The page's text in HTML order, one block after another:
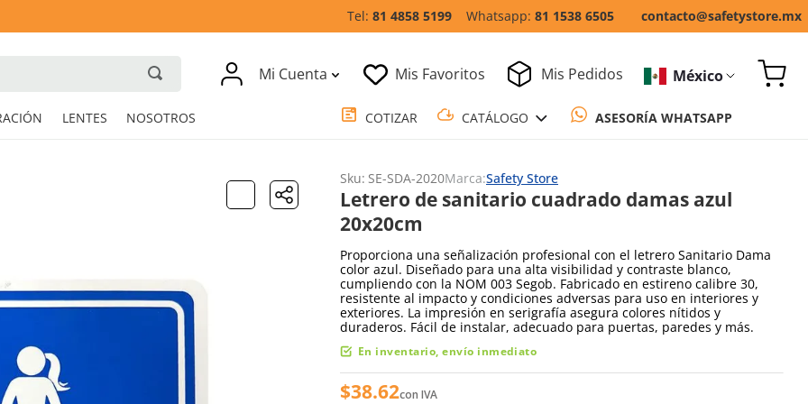
81 4858 5199 81 1538 6505 contacto@safetystore.mx
Mi Cuenta Mis Favoritos Mis Pedidos México
Sku: SE-SDA-2020Marca:Safety Store
Letrero de sanitario cuadrado damas azul
20x20cm
Proporciona una señalización profesional con el letrero Sanitario Dama
color azul. Diseñado para una alta visibilidad y contraste blanco,
cumpliendo con la NOM 003 Segob. Fabricado en estireno calibre 30,
resistente al impacto y condiciones adversas para uso en interiores y
exteriores. La impresión en serigrafía asegura colores nítidos y
duraderos. Fácil de instalar, adecuado para puertas, paredes y más.
En inventario, envío inmediato
$38.62con IVA